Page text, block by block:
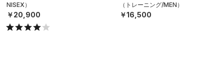
NISEX）
￥20,900
（トレーニング/MEN）
￥16,500